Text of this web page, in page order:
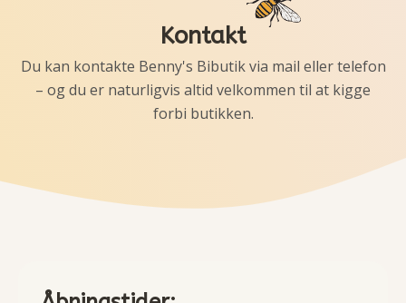
Kontakt
Du kan kontakte Benny's Bibutik via mail eller telefon
– og du er naturligvis altid velkommen til at kigge
forbi butikken.